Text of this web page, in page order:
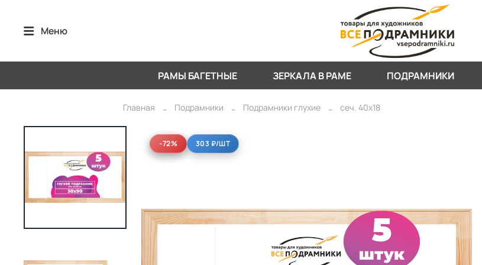
Меню
РАМЫ БАГЕТНЫЕ ЗЕРКАЛА В РАМЕ ПОДРАМНИКИ
Главная Подрамники Подрамники глухие сеч. 40х18
-72%
-72% 303 ₽/ШТ